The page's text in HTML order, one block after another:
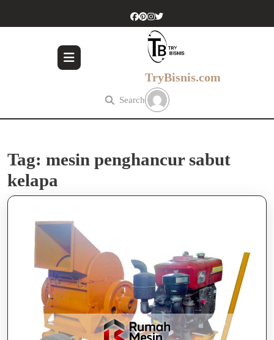
TryBisnis.com
Search
Tag: mesin penghancur sabut
kelapa